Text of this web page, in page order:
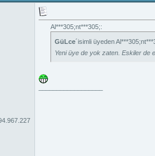
Al***305;nt***305;:
GüLce´isimli üyeden
Yeni üye de yok zaten. Eskiler de